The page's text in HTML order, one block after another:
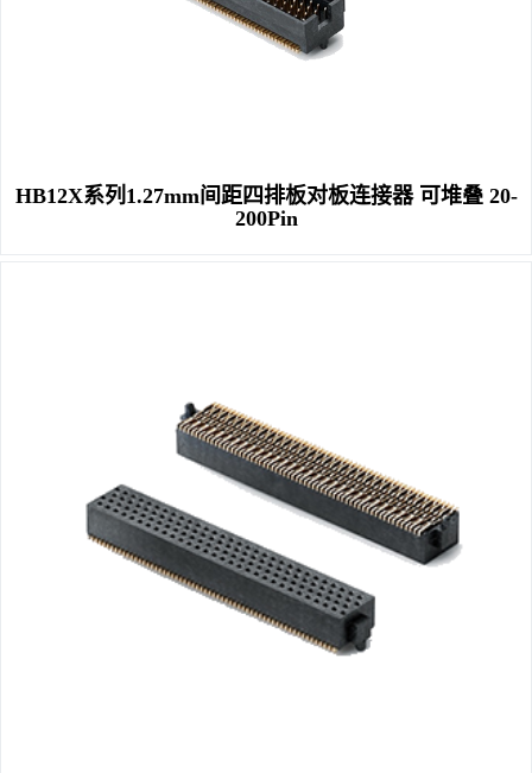
HB12X系列1.27mm间距四排板对板连接器 可堆叠 20-
200Pin